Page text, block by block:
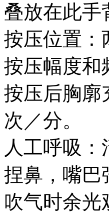
叠放在此手
按压位置：
按压幅度和
按压后胸廓
次／分。
人工呼吸
捏鼻，嘴巴
吹气时余光